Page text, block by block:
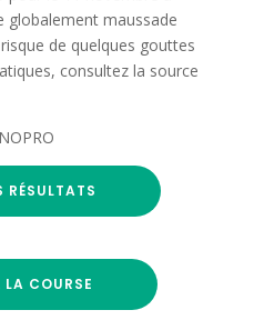
globalement maussade
de quelques gouttes
consultez la source
RÉSULTATS
COURSE